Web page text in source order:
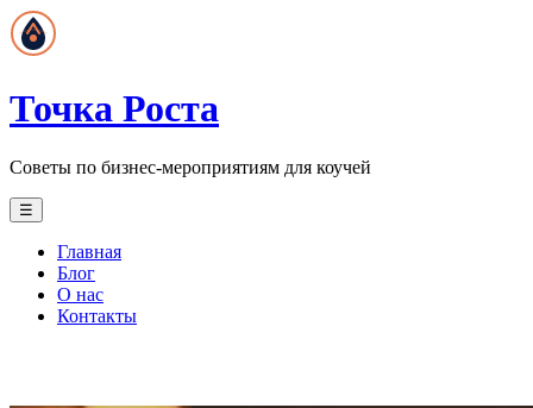
Точка Роста
Советы по бизнес-мероприятиям для коучей
☰
Главная
Блог
О нас
Контакты